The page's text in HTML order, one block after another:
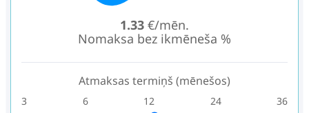
1.33 €/mēn.
Nomaksa bez ikmēneša %
Atmaksas termiņš (mēnešos)
3 6 12 24 36